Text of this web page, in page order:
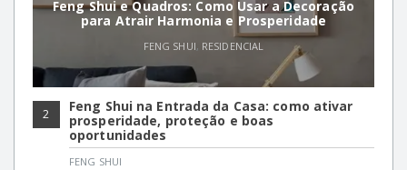
Feng Shui e Quadros: Como Usar a Decoração
para Atrair Harmonia e Prosperidade
FENG SHUI, RESIDENCIAL
2
Feng Shui na Entrada da Casa: como ativar
prosperidade, proteção e boas
oportunidades
FENG SHUI